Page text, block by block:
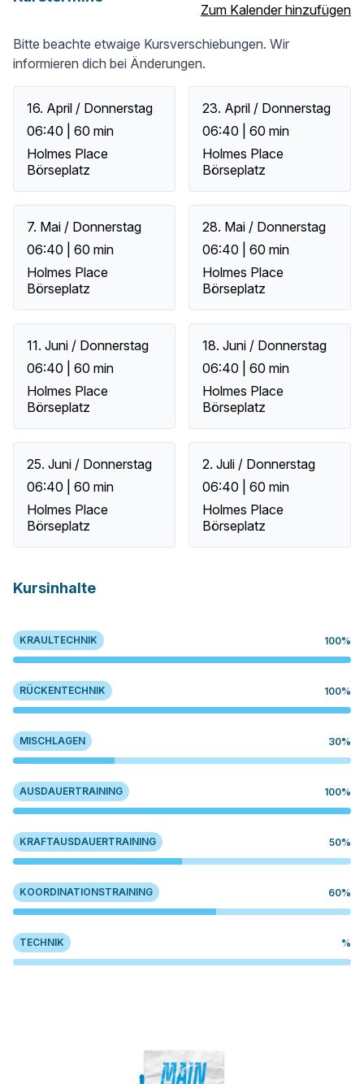
Zum Kalender hinzufügen
Bitte beachte etwaige Kursverschiebungen. Wir
informieren dich bei Änderungen.
16. April / Donnerstag
06:40 | 60 min
Holmes Place
Börseplatz
23. April / Donnerstag
06:40 | 60 min
Holmes Place
Börseplatz
7. Mai / Donnerstag
06:40 | 60 min
Holmes Place
Börseplatz
28. Mai / Donnerstag
06:40 | 60 min
Holmes Place
Börseplatz
11. Juni / Donnerstag
06:40 | 60 min
Holmes Place
Börseplatz
18. Juni / Donnerstag
06:40 | 60 min
Holmes Place
Börseplatz
25. Juni / Donnerstag
06:40 | 60 min
Holmes Place
Börseplatz
2. Juli / Donnerstag
06:40 | 60 min
Holmes Place
Börseplatz
Kursinhalte
KRAULTECHNIK 100%
RÜCKENTECHNIK 100%
MISCHLAGEN 30%
AUSDAUERTRAINING 100%
KRAFTAUSDAUERTRAINING 50%
KOORDINATIONSTRAINING 60%
TECHNIK %